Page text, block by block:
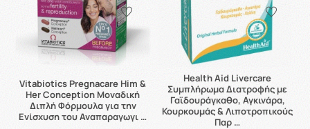
Vitabiotics Pregnacare Him &
Her Conception Μοναδική
Διπλή Φόρμουλα για την
Ενίσχυση του Αναπαραγωγι …
Health Aid Livercare
Συμπλήρωμα Διατροφής με
Γαϊδουράγκαθο, Αγκινάρα,
Κουρκουμάς & Λιποτροπικούς
Παρ …